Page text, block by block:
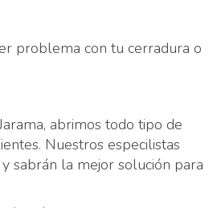
problema con tu cerradura o
abrimos todo tipo de
Nuestros especilistas
sabrán la mejor solución para